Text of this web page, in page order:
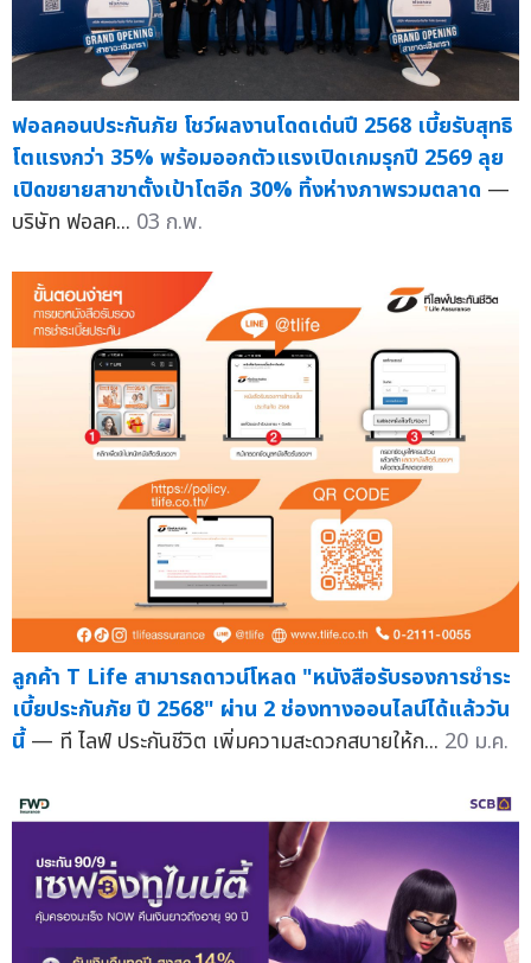
ฟอลคอนประกันภัย โชว์ผลงานโดดเด่นปี 2568 เบี้ยรับสุทธิ
โตแรงกว่า 35% พร้อมออกตัวแรงเปิดเกมรุกปี 2569 ลุย
เปิดขยายสาขาตั้งเป้าโตอีก 30% ทิ้งห่างภาพรวมตลาด —
บริษัท ฟอลค... 03 ก.พ.
ลูกค้า T Life สามารถดาวน์โหลด "หนังสือรับรองการชำระ
เบี้ยประกันภัย ปี 2568" ผ่าน 2 ช่องทางออนไลน์ได้แล้ววัน
นี้ — ที ไลฟ์ ประกันชีวิต เพิ่มความสะดวกสบายให้ก... 20 ม.ค.